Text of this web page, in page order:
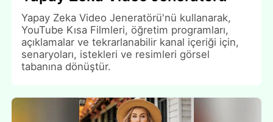
Yapay Zeka Video Jeneratörü'nü kullanarak,
YouTube Kısa Filmleri, öğretim programları,
açıklamalar ve tekrarlanabilir kanal içeriği için,
senaryoları, istekleri ve resimleri görsel
tabanına dönüştür.